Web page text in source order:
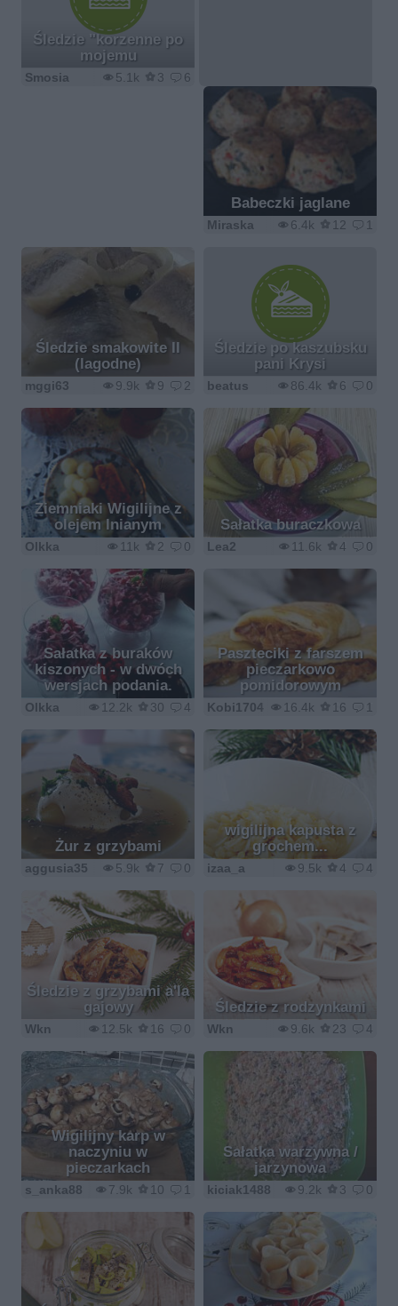
Śledzie "korzenne po
mojemu
5.1k 3 6
Smosia
Babeczki jaglane
6.4k 12 1
Miraska
Śledzie smakowite II
(lagodne)
9.9k 9 2
mggi63
Śledzie po kaszubsku
pani Krysi
86.4k 6 0
beatus
Ziemniaki Wigilijne z
olejem lnianym
11k 2 0
Olkka
Sałatka buraczkowa
11.6k 4 0
Lea2
Sałatka z buraków
kiszonych - w dwóch
wersjach podania.
12.2k 30 4
Olkka
Paszteciki z farszem
pieczarkowo
pomidorowym
16.4k 16 1
Kobi1704
Żur z grzybami
5.9k 7 0
aggusia35
wigilijna kapusta z
grochem...
9.5k 4 4
izaa_a
Śledzie z grzybami a'la
gajowy
12.5k 16 0
Wkn
Śledzie z rodzynkami
9.6k 23 4
Wkn
Wigilijny karp w
naczyniu w
pieczarkach
7.9k 10 1
s_anka88
Sałatka warzywna /
jarzynowa
9.2k 3 0
kiciak1488